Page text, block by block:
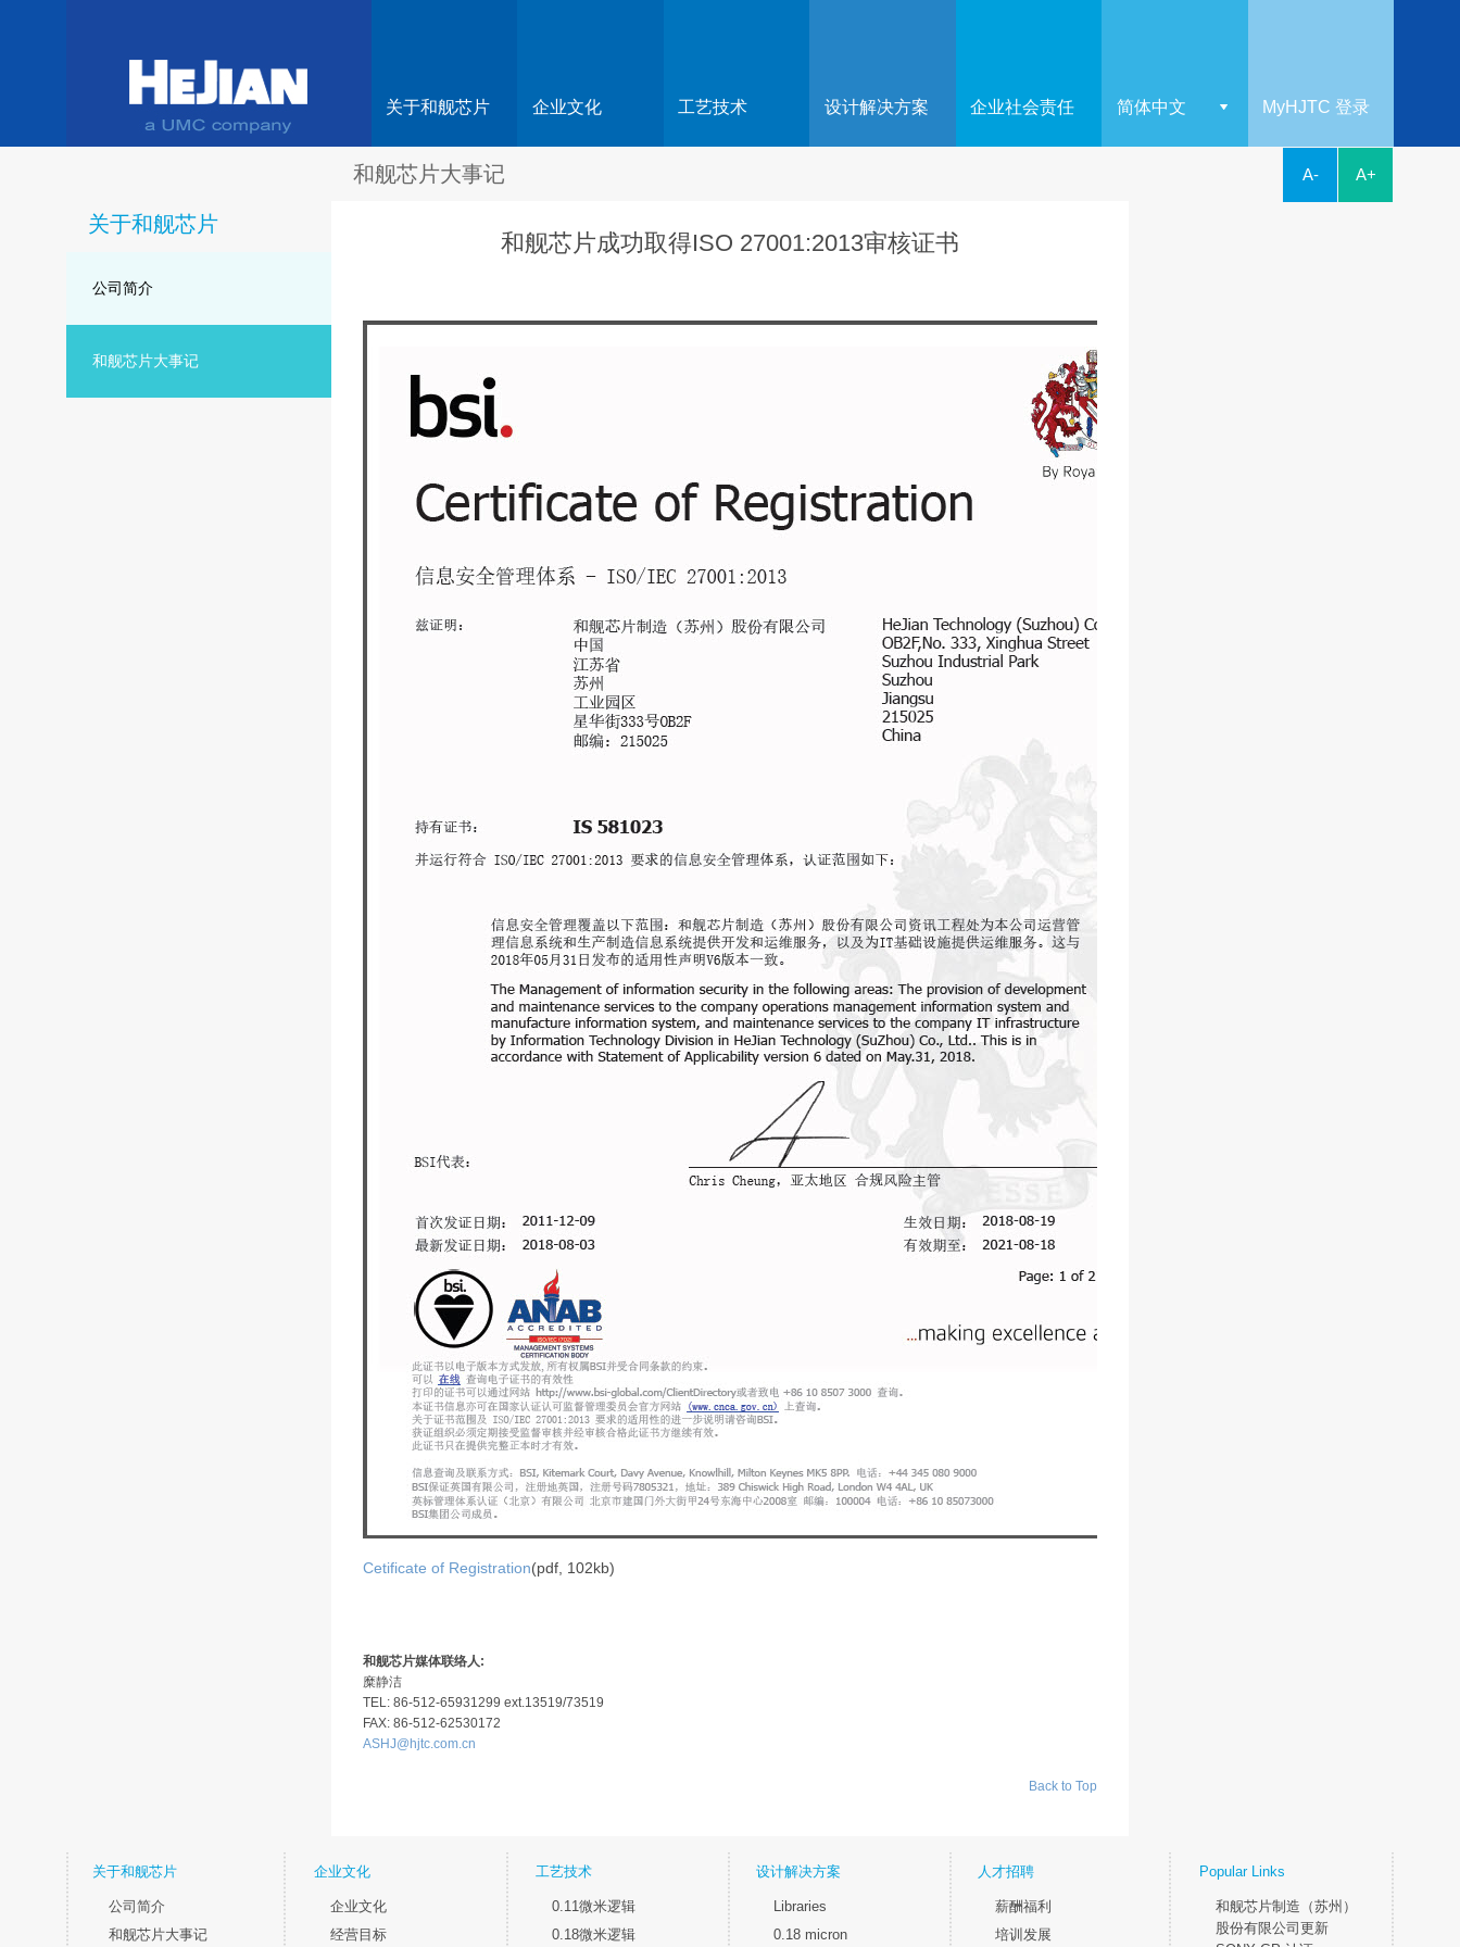
关于和舰芯片 企业文化 工艺技术 设计解决方案 企业社会责任 简体中文 MyHJTC 登录
关于和舰芯片
公司简介
和舰芯片大事记
和舰芯片大事记
和舰芯片成功取得ISO 27001:2013审核证书
Cetificate of Registration(pdf, 102kb)
和舰芯片媒体联络人:
糜静洁
TEL: 86-512-65931299 ext.13519/73519
FAX: 86-512-62530172
ASHJ@hjtc.com.cn
Back to Top
A+
A-
关于和舰芯片
公司简介
和舰芯片大事记
企业文化
企业文化
经营目标
工艺技术
0.11微米逻辑
0.18微米逻辑
设计解决方案
Libraries
0.18 micron
人才招聘
薪酬福利
培训发展
Popular Links
和舰芯片制造（苏州）
股份有限公司更新